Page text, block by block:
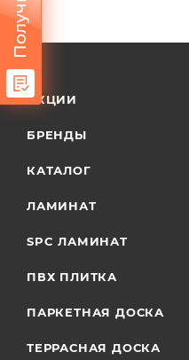
АКЦИИ
БРЕНДЫ
КАТАЛОГ
ЛАМИНАТ
SPC ЛАМИНАТ
ПВХ ПЛИТКА
ПАРКЕТНАЯ ДОСКА
ТЕРРАСНАЯ ДОСКА